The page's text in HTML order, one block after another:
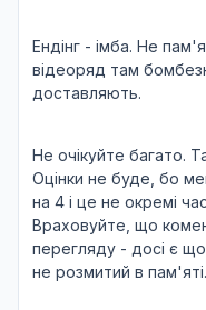
Ендінг - імба. Не
відеоряд там
доставляють.
Не очікуйте багато.
Оцінки не буде, бо
на 4 і це не окремі
Враховуйте, що
перегляду - досі є
не розмитий в пам'яті.